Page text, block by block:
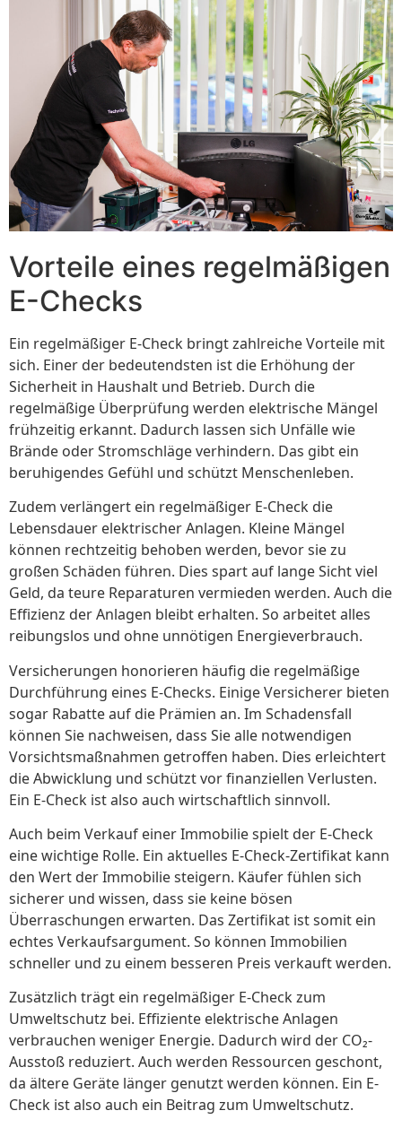
Vorteile eines regelmäßigen
E-Checks
Ein regelmäßiger E-Check bringt zahlreiche Vorteile mit
sich. Einer der bedeutendsten ist die Erhöhung der
Sicherheit in Haushalt und Betrieb. Durch die
regelmäßige Überprüfung werden elektrische Mängel
frühzeitig erkannt. Dadurch lassen sich Unfälle wie
Brände oder Stromschläge verhindern. Das gibt ein
beruhigendes Gefühl und schützt Menschenleben.
Zudem verlängert ein regelmäßiger E-Check die
Lebensdauer elektrischer Anlagen. Kleine Mängel
können rechtzeitig behoben werden, bevor sie zu
großen Schäden führen. Dies spart auf lange Sicht viel
Geld, da teure Reparaturen vermieden werden. Auch die
Effizienz der Anlagen bleibt erhalten. So arbeitet alles
reibungslos und ohne unnötigen Energieverbrauch.
Versicherungen honorieren häufig die regelmäßige
Durchführung eines E-Checks. Einige Versicherer bieten
sogar Rabatte auf die Prämien an. Im Schadensfall
können Sie nachweisen, dass Sie alle notwendigen
Vorsichtsmaßnahmen getroffen haben. Dies erleichtert
die Abwicklung und schützt vor finanziellen Verlusten.
Ein E-Check ist also auch wirtschaftlich sinnvoll.
Auch beim Verkauf einer Immobilie spielt der E-Check
eine wichtige Rolle. Ein aktuelles E-Check-Zertifikat kann
den Wert der Immobilie steigern. Käufer fühlen sich
sicherer und wissen, dass sie keine bösen
Überraschungen erwarten. Das Zertifikat ist somit ein
echtes Verkaufsargument. So können Immobilien
schneller und zu einem besseren Preis verkauft werden.
Zusätzlich trägt ein regelmäßiger E-Check zum
Umweltschutz bei. Effiziente elektrische Anlagen
verbrauchen weniger Energie. Dadurch wird der CO₂-
Ausstoß reduziert. Auch werden Ressourcen geschont,
da ältere Geräte länger genutzt werden können. Ein E-
Check ist also auch ein Beitrag zum Umweltschutz.